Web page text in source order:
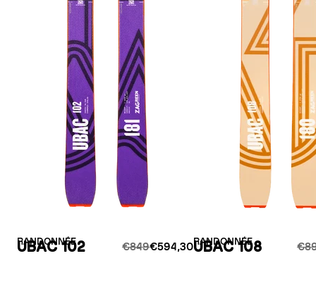
RANDONNÉE
UBAC 102 €849€594,30RANDONNÉE
UBAC 108